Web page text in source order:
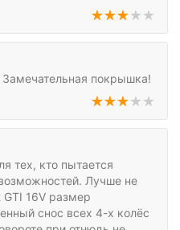
покрышка!
тех, кто пытается
Лучше не
GTI 16V размер
снос всех 4-х колёс